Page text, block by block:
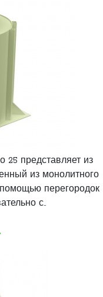
представляет из
из монолитного
перегородок
с..